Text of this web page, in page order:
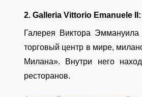
2. Galleria Vittorio Emanuele
Галерея Виктора
торговый центр в мире,
Милана». Внутри него
ресторанов.